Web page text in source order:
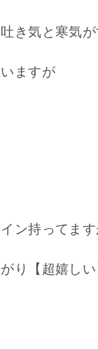
き気と寒気
ますが
ン持ってま
り【超嬉しい